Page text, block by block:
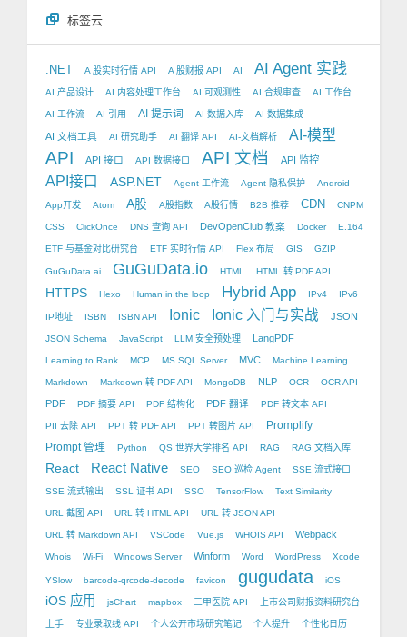
标签云
.NET A 股实时行情 API A 股财报 API AI AI Agent 实践
AI 产品设计 AI 内容处理工作台 AI 可观测性 AI 合规审查 AI 工作台
AI 工作流 AI 引用 AI 提示词 AI 数据入库 AI 数据集成
AI 文档工具 AI 研究助手 AI 翻译 API AI-文档解析 AI-模型
API API 接口 API 数据接口 API 文档 API 监控
API接口 ASP.NET Agent 工作流 Agent 隐私保护 Android
App开发 Atom A股 A股指数 A股行情 B2B 推荐 CDN CNPM
CSS ClickOnce DNS 查询 API DevOpenClub 教案 Docker E.164
ETF 与基金对比研究台 ETF 实时行情 API Flex 布局 GIS GZIP
GuGuData.ai GuGuData.io HTML HTML 转 PDF API
HTTPS Hexo Human in the loop Hybrid App IPv4 IPv6
IP地址 ISBN ISBN API Ionic Ionic 入门与实战 JSON
JSON Schema JavaScript LLM 安全预处理 LangPDF
Learning to Rank MCP MS SQL Server MVC Machine Learning
Markdown Markdown 转 PDF API MongoDB NLP OCR OCR API
PDF PDF 摘要 API PDF 结构化 PDF 翻译 PDF 转文本 API
PII 去除 API PPT 转 PDF API PPT 转图片 API
Promplify
Prompt 管理
Python QS 世界大学排名 API RAG RAG 文档入库
React React Native SEO SEO 巡检 Agent SSE 流式接口
SSE 流式输出 SSL 证书 API SSO TensorFlow Text Similarity
URL 截图 API URL 转 HTML API URL 转 JSON API
URL 转 Markdown API VSCode Vue.js WHOIS API Webpack
Whois Wi-Fi Windows Server Winform Word WordPress Xcode
YSlow barcode-qrcode-decode favicon gugudata iOS
iOS 应用 jsChart mapbox 三甲医院 API 上市公司财报资料研究台
上手 专业录取线 API 个人公开市场研究笔记 个人提升 个性化日历